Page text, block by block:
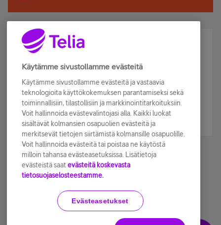
Älä jää paitsi – osallistu ja voita!
Tilaa Telian uutiskirje ja olet mukana arvonnassa.
sähköpostiisi.
Tilaa nyt
Käyttöehdot Accessibility statement
Käytämme sivustollamme evästeitä
Käytämme sivustollamme evästeitä ja vastaavia
teknologioita käyttökokemuksen parantamiseksi sekä
toiminnallisiin, tilastollisiin ja markkinointitarkoituksiin.
Voit hallinnoida evästevalintojasi alla. Kaikki luokat
sisältävät kolmansien osapuolien evästeitä ja
merkitsevät tietojen siirtämistä kolmansille osapuolille.
Voit hallinnoida evästeitä tai poistaa ne käytöstä
milloin tahansa evästeasetuksissa. Lisätietoja
evästeistä saat evästeitä koskevasta
tietosuojaselosteestamme.
Evästeasetukset